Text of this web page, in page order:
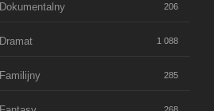
Dokumentalny 206
Dramat 1 088
Familijny 285